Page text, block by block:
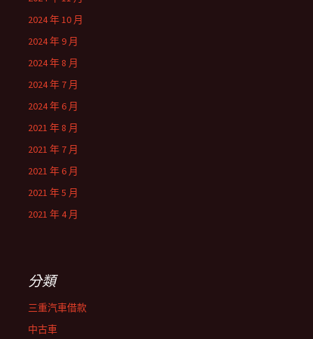
2024 年 10 月
2024 年 9 月
2024 年 8 月
2024 年 7 月
2024 年 6 月
2021 年 8 月
2021 年 7 月
2021 年 6 月
2021 年 5 月
2021 年 4 月
分類
三重汽車借款
中古車